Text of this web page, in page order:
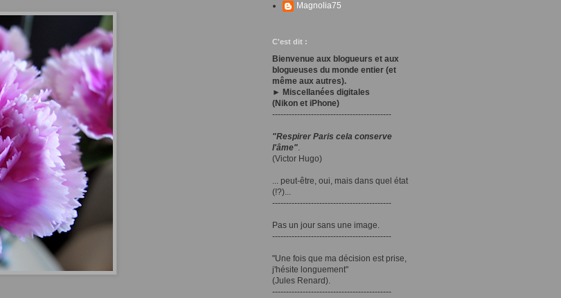
Magnolia75
C'est dit :
Bienvenue aux blogueurs et aux
blogueuses du monde entier (et
même aux autres).
► Miscellanées digitales
(Nikon et iPhone)
-------------------------------------------
"Respirer Paris cela conserve
l'âme".
(Victor Hugo)
... peut-être, oui, mais dans quel état
(!?)...
-------------------------------------------
Pas un jour sans une image.
-------------------------------------------
"Une fois que ma décision est prise,
j'hésite longuement"
(Jules Renard).
-------------------------------------------